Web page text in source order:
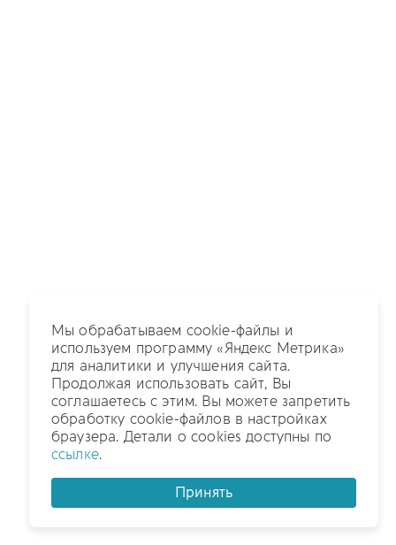
Мы обрабатываем cookie-файлы и
используем программу «Яндекс Метрика»
для аналитики и улучшения сайта.
Продолжая использовать сайт, Вы
соглашаетесь с этим. Вы можете запретить
обработку cookie-файлов в настройках
браузера. Детали о cookies доступны по
ссылке.
Принять